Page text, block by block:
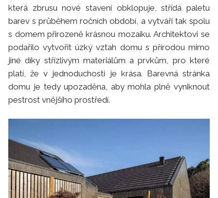
která zbrusu nové stavení obklopuje, střídá paletu
barev s průběhem ročních období, a vytváří tak spolu
s domem přirozeně krásnou mozaiku. Architektovi se
podařilo vytvořit úzký vztah domu s přírodou mimo
jiné díky střízlivým materiálům a prvkům, pro které
platí, že v jednoduchosti je krása. Barevná stránka
domu je tedy upozaděna, aby mohla plně vyniknout
pestrost vnějšího prostředí.